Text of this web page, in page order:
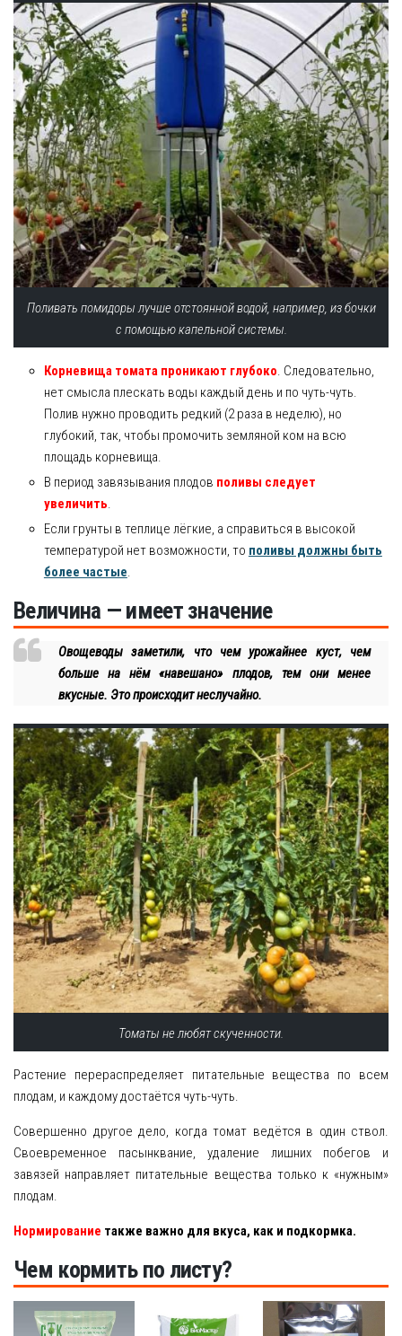
Поливать помидоры лучше отстоянной водой, например, из бочки
с помощью капельной системы.
Корневища томата проникают глубоко. Следовательно,
нет смысла плескать воды каждый день и по чуть-чуть.
Полив нужно проводить редкий (2 раза в неделю), но
глубокий, так, чтобы промочить земляной ком на всю
площадь корневища.
В период завязывания плодов поливы следует
увеличить.
Если грунты в теплице лёгкие, а справиться в высокой
температурой нет возможности, то поливы должны быть
более частые.
Величина — имеет значение
Овощеводы заметили, что чем урожайнее куст, чем
больше на нём «навешано» плодов, тем они менее
вкусные. Это происходит неслучайно.
Томаты не любят скученности.
Растение перераспределяет питательные вещества по всем
плодам, и каждому достаётся чуть-чуть.
Совершенно другое дело, когда томат ведётся в один ствол.
Своевременное пасынквание, удаление лишних побегов и
завязей направляет питательные вещества только к «нужным»
плодам.
Нормирование также важно для вкуса, как и подкормка.
Чем кормить по листу?